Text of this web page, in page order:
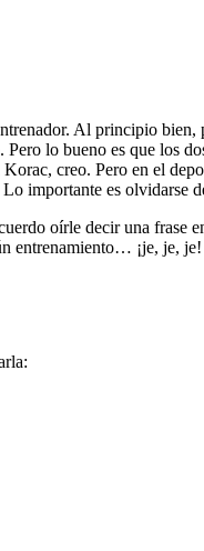
Al principio bien,
lo bueno es que los
creo. Pero en el
importante es olvidarse
oírle decir una frase
entrenamiento… ¡je, je, je!